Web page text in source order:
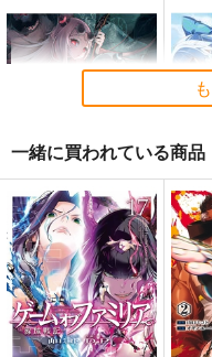
東方剛欲異聞～水没し
た沈愁地獄
黄昏フロンティア
サンプル
カート
東方
the
上海
M.O.Beat!
Yellow Squadron
2,310円（税込）
サンプル
チルノ
一緒に買われている商品